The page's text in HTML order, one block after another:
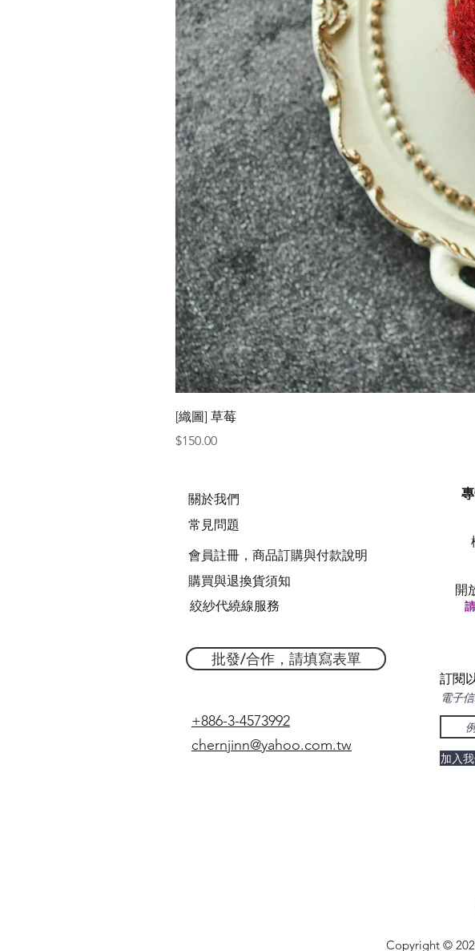
[織圖] 草莓
價格
$150.00
關於我們
常見問題
會員註冊，商品訂購與付款說明
購買與退換貨須知
絞紗代繞線服務
開
批發/合作，請填寫表單
+886-3-4573992
chernjinn@yahoo.com.tw
訂閱
電子
加入
Copyright ©